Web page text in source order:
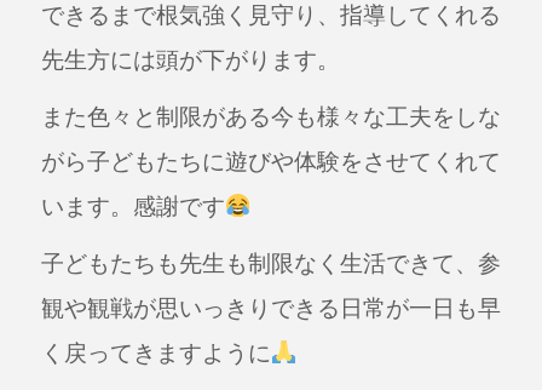
できるまで根気強く見守り、指導してくれる
先生方には頭が下がります。
また色々と制限がある今も様々な工夫をしな
がら子どもたちに遊びや体験をさせてくれて
います。感謝です
子どもたちも先生も制限なく生活できて、参
観や観戦が思いっきりできる日常が一日も早
く戻ってきますように